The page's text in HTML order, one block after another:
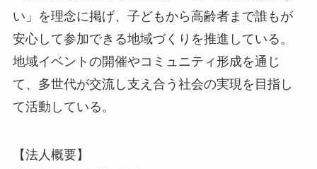
い」を理念に掲げ、子どもから高齢者まで誰もが
安心して参加できる地域づくりを推進している。
地域イベントの開催やコミュニティ形成を通じ
て、多世代が交流し支え合う社会の実現を目指し
て活動している。
【法人概要】